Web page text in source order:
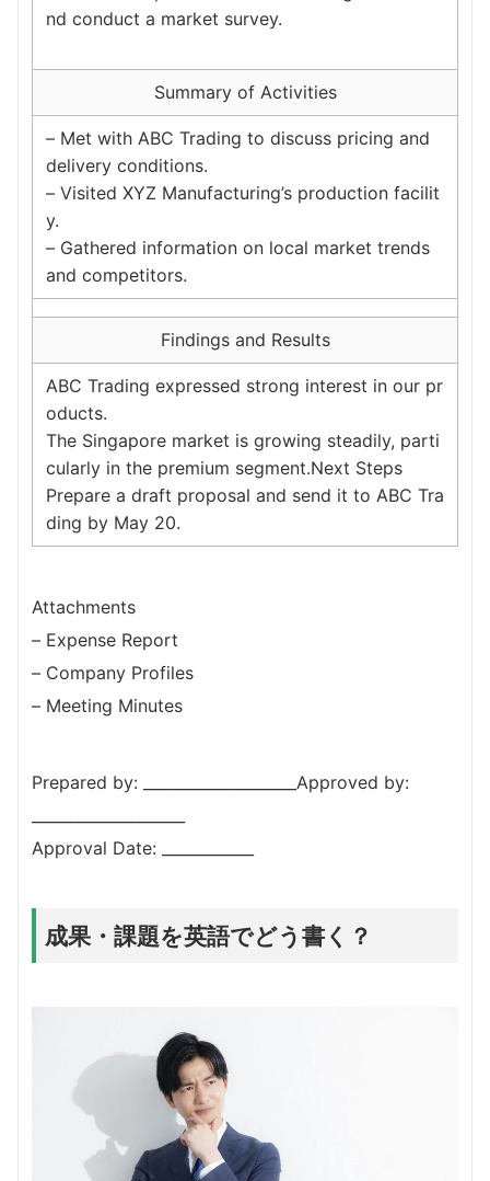
nd conduct a market survey.
Summary of Activities
– Met with ABC Trading to discuss pricing and
delivery conditions.
– Visited XYZ Manufacturing’s production facilit
y.
– Gathered information on local market trends
and competitors.
Findings and Results
ABC Trading expressed strong interest in our pr
oducts.
The Singapore market is growing steadily, parti
cularly in the premium segment.Next Steps
Prepare a draft proposal and send it to ABC Tra
ding by May 20.
Attachments
– Expense Report
– Company Profiles
– Meeting Minutes
Prepared by: ____________________Approved by:
Approval Date: ____________
成果・課題を英語でどう書く？